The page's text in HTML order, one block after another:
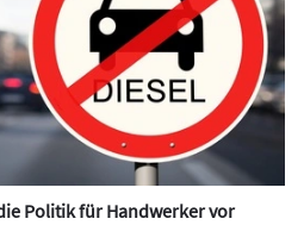
Politik für Handwerker vor